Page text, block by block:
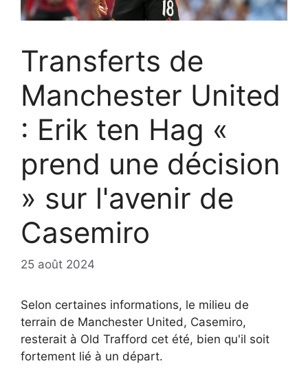
Transferts de
Manchester United
: Erik ten Hag «
prend une décision
» sur l'avenir de
Casemiro
25 août 2024
Selon certaines informations, le milieu de
terrain de Manchester United, Casemiro,
resterait à Old Trafford cet été, bien qu'il soit
fortement lié à un départ.